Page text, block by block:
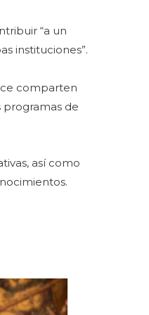
“a un
instituciones”.
comparten
programas de
así como